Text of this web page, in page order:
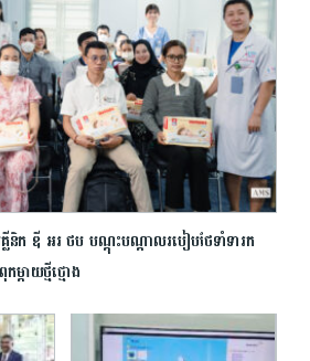
ក ឌី អរ ថប បណ្តុះបណ្តាលរបៀបថែទាំទារក
តាយថ្មីថ្មោង